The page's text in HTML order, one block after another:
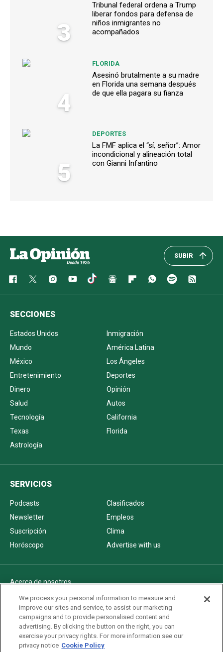
3
Tribunal federal ordena a Trump
liberar fondos para defensa de
niños inmigrantes no
acompañados
4
FLORIDA
Asesinó brutalmente a su madre
en Florida una semana después
de que ella pagara su fianza
5
DEPORTES
La FMF aplica el “sí, señor”: Amor
incondicional y alineación total
con Gianni Infantino
SUBIR
SECCIONES
Estados Unidos
Inmigración
Mundo
América Latina
México
Los Ángeles
Entretenimiento
Deportes
Dinero
Opinión
Salud
Autos
Tecnología
California
Texas
Florida
Astrología
SERVICIOS
Podcasts
Clasificados
Newsletter
Empleos
Suscripción
Clima
Horóscopo
Advertise with us
Acerca de nosotros
Politica de privacidad
Pautas Editoriales
AdChoices
Advertise with us
We process your personal information to measure and
improve our sites and service, to assist our marketing
campaigns and to provide personalised content and
advertising. By clicking the button on the right, you can
exercise your privacy rights. For more information see our
privacy notice Cookie Policy